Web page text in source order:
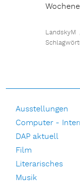
LandskyM
Ausstellungen
Computer -
DAP aktuell
Film
Literarisches
Musik